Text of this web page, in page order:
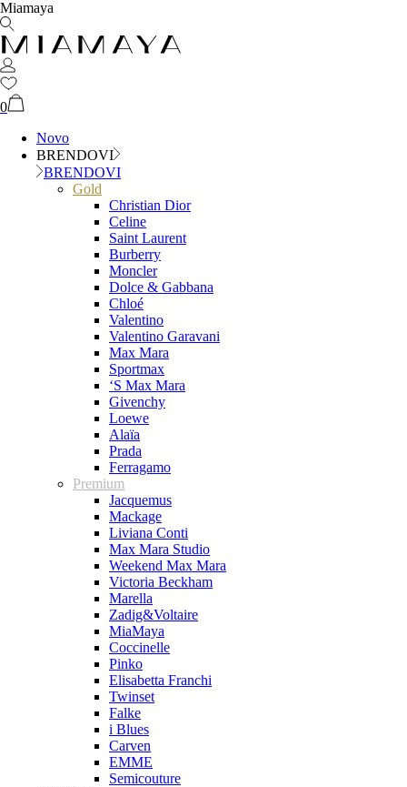
Miamaya
0
Novo
BRENDOVI
BRENDOVI
Gold
Christian Dior
Celine
Saint Laurent
Burberry
Moncler
Dolce & Gabbana
Chloé
Valentino
Valentino Garavani
Max Mara
Sportmax
‘S Max Mara
Givenchy
Loewe
Alaïa
Prada
Ferragamo
Premium
Jacquemus
Mackage
Liviana Conti
Max Mara Studio
Weekend Max Mara
Victoria Beckham
Marella
Zadig&Voltaire
MiaMaya
Coccinelle
Pinko
Elisabetta Franchi
Twinset
Falke
i Blues
Carven
EMME
Semicouture